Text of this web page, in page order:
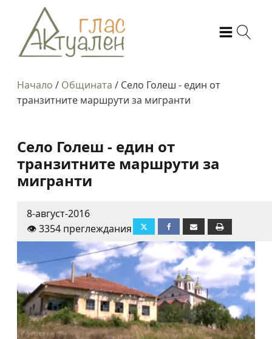
Начало / Общината / Село Голеш - един от
транзитните маршрути за мигранти
Село Голеш - един от
транзитните маршрути за
мигранти
8-август-2016
👁️ 3354 преглеждания